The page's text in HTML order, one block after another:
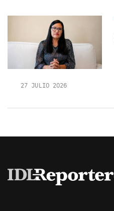
27 JULIO 2026